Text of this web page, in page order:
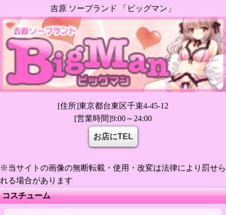
吉原 ソープランド 「ビッグマン」
[住所]東京都台東区千束4-45-12
[営業時間]9:00～24:00
お店にTEL
※当サイトの画像の無断転載・使用・改変は法律により罰せら
れる場合があります
コスチューム